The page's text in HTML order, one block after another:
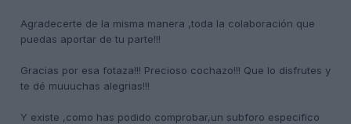
Agradecerte de la misma manera ,toda la colaboración que
puedas aportar de tu parte!!!
Gracias por esa fotaza!!! Precioso cochazo!!! Que lo disfrutes y
te dé muuuchas alegrias!!!
Y existe ,como has podido comprobar,un subforo especifico